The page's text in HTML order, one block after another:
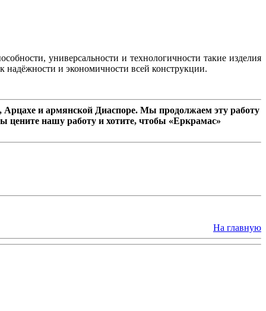
универсальности и технологичности такие изделия
и экономичности всей конструкции.
и армянской Диаспоре. Мы продолжаем эту работу
цените нашу работу и хотите, чтобы «Еркрамас»
На главную